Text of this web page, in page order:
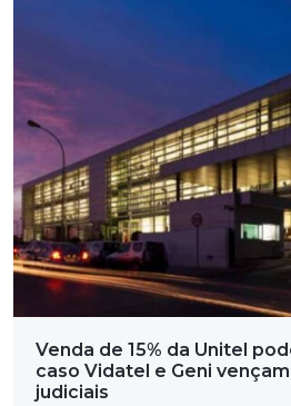
Venda de 15% da Unitel
caso Vidatel e Geni
judiciais